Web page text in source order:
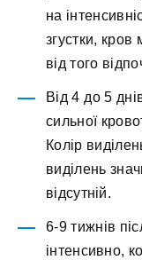
на
згустки,
від того
Від 4 до 5
сильної
Колір
виділень
відсутній.
6-9 тижнів
інтенсивно,